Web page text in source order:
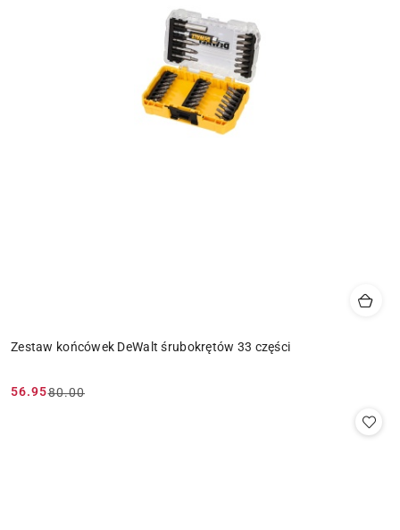
Zestaw końcówek DeWalt śrubokrętów 33 części
Cena
56.95
Cena
80.00